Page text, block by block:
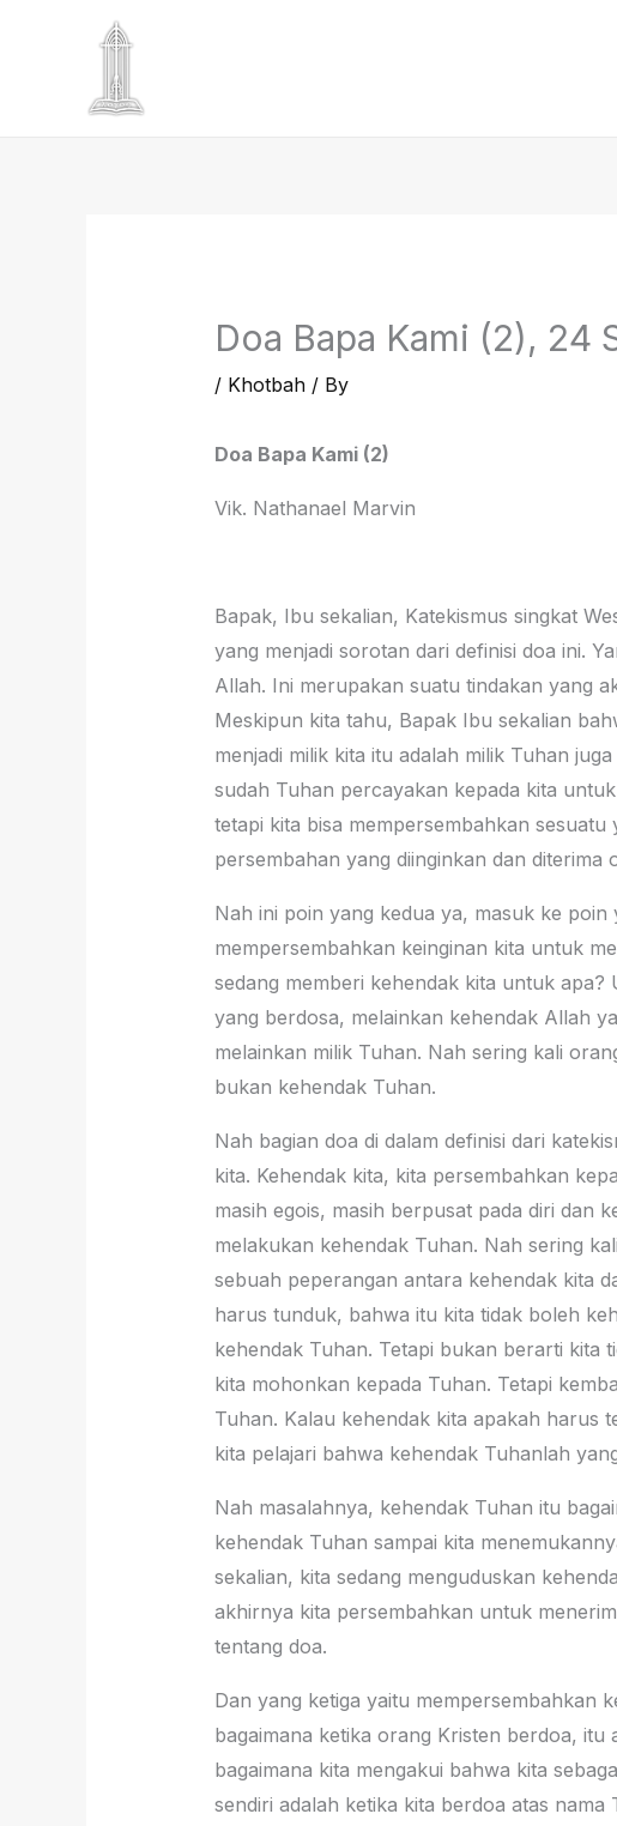
Doa Bapa Kami (2), 24
/ Khotbah/ By
Doa Bapa Kami(2)
Vik. Nathanael Marvin
Bapak, Ibu sekalian, Katekismus singkat
yang menjadi sorotan dari definisi doa ini.
Allah. Ini merupakan suatu tindakan yang
Meskipun kita tahu, Bapak Ibu sekalian
menjadi milik kita itu adalah milik Tuhan
sudah Tuhan percayakan kepada kita
tetapi kita bisa mempersembahkan
persembahan yang diinginkan dan
Nah ini poin yang kedua ya, masuk ke
mempersembahkan keinginan kita untuk
sedang memberi kehendak kita untuk
yang berdosa, melainkan kehendak Allah
melainkan milik Tuhan. Nah sering kali
bukan kehendak Tuhan.
Nah bagian doa di dalam definisi dari
kita. Kehendak kita, kita persembahkan
masih egois, masih berpusat pada diri dan
melakukan kehendak Tuhan. Nah sering
sebuah peperangan antara kehendak kita
harus tunduk, bahwa itu kita tidak boleh
kehendak Tuhan. Tetapi bukan berarti kita
kita mohonkan kepada Tuhan. Tetapi
Tuhan. Kalau kehendak kita apakah harus
kita pelajari bahwa kehendak Tuhanlah
Nah masalahnya, kehendak Tuhan itu
kehendak Tuhan sampai kita
sekalian, kita sedang menguduskan
akhirnya kita persembahkan untuk
tentang doa.
Dan yang ketiga yaitu mempersembahkan
bagaimana ketika orang Kristen berdoa, itu
bagaimana kita mengakui bahwa kita
sendiri adalah ketika kita berdoa atas nama